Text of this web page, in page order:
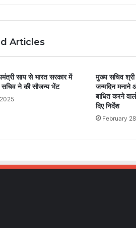
Articles
साय से भारत सरकार में
ने की सौजन्य भेंट
मुख्य सचिव
जन्मदिन मनाने
बाधित करने
दिए निर्देश
February